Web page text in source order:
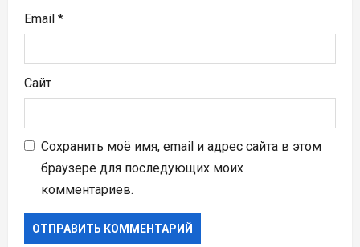
Email *
Сайт
Сохранить моё имя, email и адрес сайта в этом
браузере для последующих моих
комментариев.